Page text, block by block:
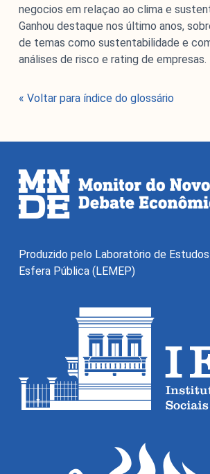
e
ú
d
Institucional
Institucional
O Monitor do Novo Debate Econômico
econômico da grande imprensa e em
esfera pública.
negocios em relaçao ao clima e
Ganhou destaque nos último anos,
de temas como sustentabilidade e
análises de risco e rating de empresas.
« Voltar para índice do glossário
Produzido pelo Laboratório de
Esfera Pública (LEMEP)